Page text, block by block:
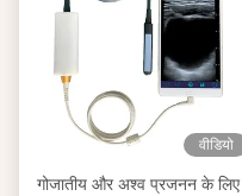
वीडियो
गोजातीय और अश्व प्रजनन के लिए